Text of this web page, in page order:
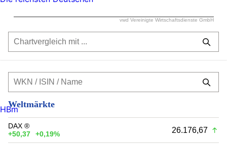
vwd Vereinigte Wirtschaftsdienste GmbH
Weltmärkte
DAX ®
+50,37
+0,19% 26.176,67
HBm